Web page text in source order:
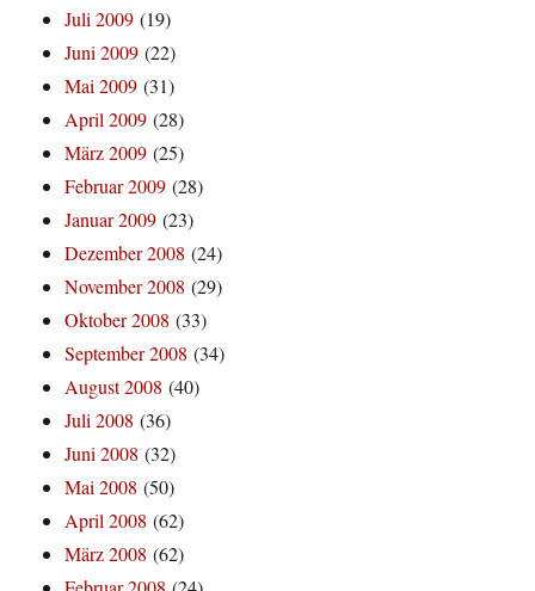
Juli 2009 (19)
Juni 2009 (22)
Mai 2009 (31)
April 2009 (28)
März 2009 (25)
Februar 2009 (28)
Januar 2009 (23)
Dezember 2008 (24)
November 2008 (29)
Oktober 2008 (33)
September 2008 (34)
August 2008 (40)
Juli 2008 (36)
Juni 2008 (32)
Mai 2008 (50)
April 2008 (62)
März 2008 (62)